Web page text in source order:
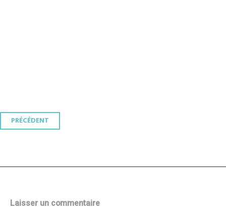
Navigation
PRÉCÉDENT
Laisser un commentaire